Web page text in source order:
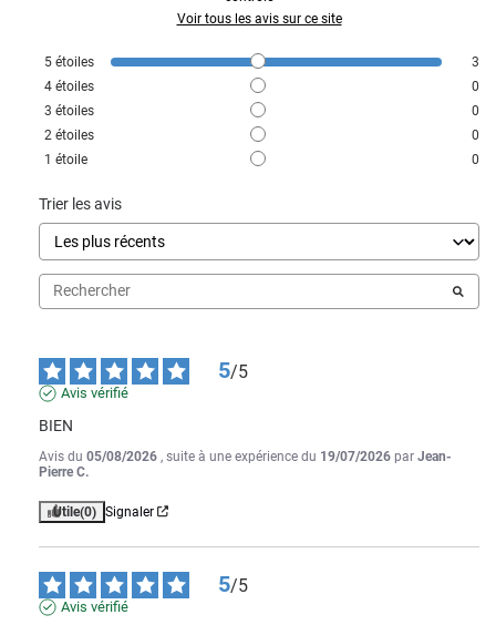
Voir tous les avis sur ce site
5 étoiles
3
4 étoiles
0
3 étoiles
0
2 étoiles
0
1 étoile 0
Trier les avis
5/5
Avis vérifié
BIEN
Avis du 05/08/2026 , suite à une expérience du 19/07/2026 par Jean-
Pierre C.
Utile(0) Signaler
5/5
Avis vérifié